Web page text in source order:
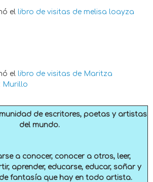
el libro de visitas de melisa loayza
el libro de visitas de Maritza
Murillo
de escritores, poetas y artistas
del mundo.
a conocer, conocer a otros, leer,
aprender, educarse, educar, soñar y
fantasía que hay en todo artista.